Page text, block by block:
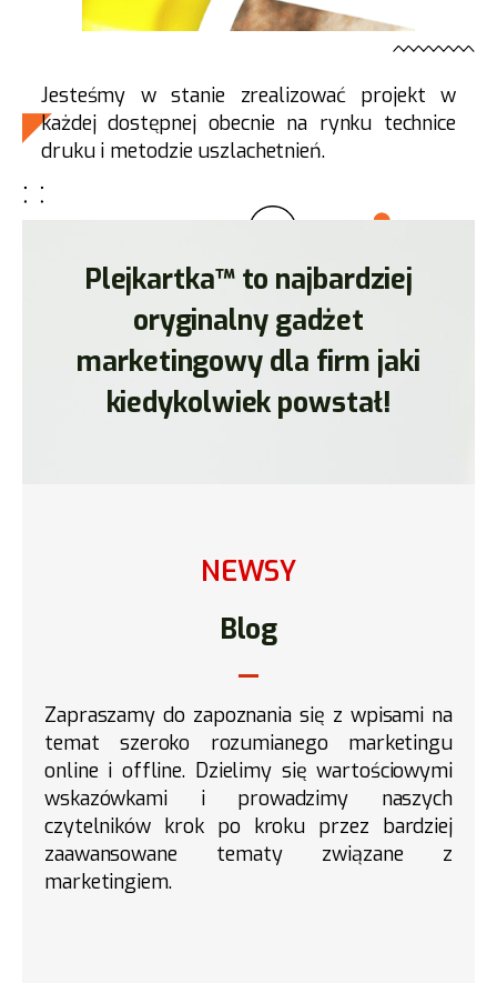
Jesteśmy w stanie zrealizować projekt w
każdej dostępnej obecnie na rynku technice
druku i metodzie uszlachetnień.
Plejkartka™ to najbardziej
oryginalny gadżet
marketingowy dla firm jaki
kiedykolwiek powstał!
NEWSY
Blog
Zapraszamy do zapoznania się z wpisami na
temat szeroko rozumianego marketingu
online i offline. Dzielimy się wartościowymi
wskazówkami i prowadzimy naszych
czytelników krok po kroku przez bardziej
zaawansowane tematy związane z
marketingiem.